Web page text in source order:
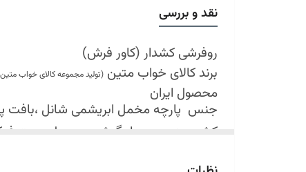
شرایط شستشو:
اولین شستشو ترجیحا خشک شویی شود
شستشو در لباسشویی های خانگی
حداکثر دمای شستشو 30 درجه سانتیگراد (عملیات ملایم)
از پودر های صابونی و آنزیم دار(دانه
در سایه خشک شود
نقد و بررسی
روفرشی کشدار (کاور فرش)
برند کالای خواب متین (تولید مجموعه کالای خواب
محصول ایران
جنس پارچه مخمل ابریشمی شانل ،بافت
کش دوزی در چهار گوشه محصول جهت